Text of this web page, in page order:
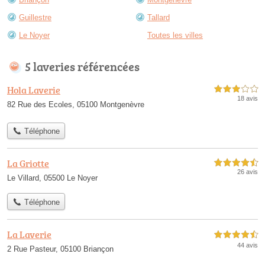
Guillestre
Le Noyer
Tallard
Toutes les villes
5 laveries référencées
Hola Laverie
82 Rue des Ecoles, 05100 Montgenèvre
3,0 étoiles sur 5
18 avis
Téléphone
La Griotte
Le Villard, 05500 Le Noyer
4,5 étoiles sur 5
26 avis
Téléphone
La Laverie
2 Rue Pasteur, 05100 Briançon
4,5 étoiles sur 5
44 avis